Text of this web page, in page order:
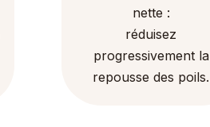
nette :
réduisez
progressivement la
repousse des poils.